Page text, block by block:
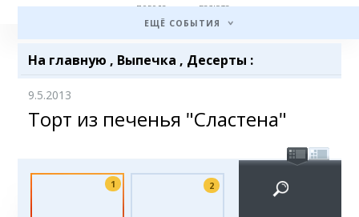
погода валюта
ЕЩЁ СОБЫТИЯ
На главную , Выпечка , Десерты :
9.5.2013
Торт из печенья "Сластена"
1 2